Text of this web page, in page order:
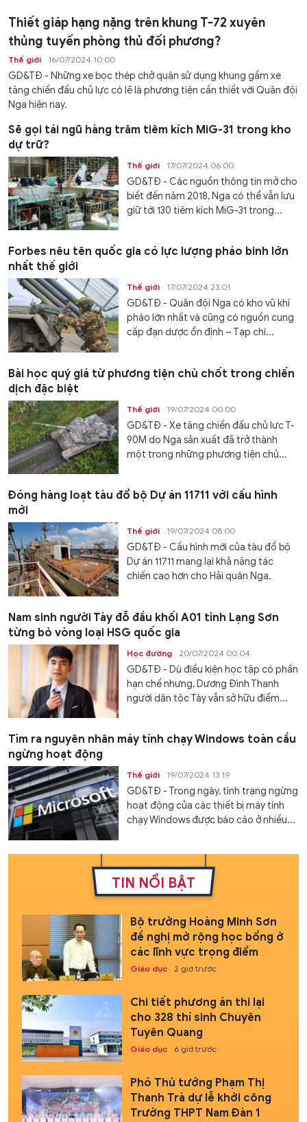
Thiết giáp hạng nặng trên khung T-72 xuyên
thủng tuyến phòng thủ đối phương?
Thế giới 16/07/2024 10:00
GD&TĐ - Những xe bọc thép chở quân sử dụng khung gầm xe
tăng chiến đấu chủ lực có lẽ là phương tiện cần thiết với Quân đội
Nga hiện nay.
Sẽ gọi tái ngũ hàng trăm tiêm kích MiG-31 trong kho
dự trữ?
Thế giới 17/07/2024 06:00
GD&TĐ - Các nguồn thông tin mở cho
biết đến năm 2018, Nga có thể vẫn lưu
giữ tới 130 tiêm kích MiG-31 trong...
Forbes nêu tên quốc gia có lực lượng pháo binh lớn
nhất thế giới
Thế giới 17/07/2024 23:01
GD&TĐ - Quân đội Nga có kho vũ khí
pháo lớn nhất và cũng có nguồn cung
cấp đạn dược ổn định – Tạp chí...
Bài học quý giá từ phương tiện chủ chốt trong chiến
dịch đặc biệt
Thế giới 19/07/2024 00:00
GD&TĐ - Xe tăng chiến đấu chủ lực T-
90M do Nga sản xuất đã trở thành
một trong những phương tiện chủ...
Đóng hàng loạt tàu đổ bộ Dự án 11711 với cấu hình
mới
Thế giới 19/07/2024 08:00
GD&TĐ - Cấu hình mới của tàu đổ bộ
Dự án 11711 mang lại khả năng tác
chiến cao hơn cho Hải quân Nga.
Nam sinh người Tày đỗ đầu khối A01 tỉnh Lạng Sơn
từng bỏ vòng loại HSG quốc gia
Học đường 20/07/2024 00:04
GD&TĐ - Dù điều kiện học tập có phần
hạn chế nhưng, Dương Đình Thanh
người dân tộc Tày vẫn sở hữu điểm...
Tìm ra nguyên nhân máy tính chạy Windows toàn cầu
ngừng hoạt động
Thế giới 19/07/2024 13:19
GD&TĐ - Trong ngày, tình trạng ngừng
hoạt động của các thiết bị máy tính
chạy Windows được báo cáo ở nhiều...
TIN NỔI BẬT
Bộ trưởng Hoàng Minh Sơn
đề nghị mở rộng học bổng ở
các lĩnh vực trọng điểm
Giáo dục 2 giờ trước
Chi tiết phương án thi lại
cho 328 thí sinh Chuyên
Tuyên Quang
Giáo dục 6 giờ trước
Phó Thủ tướng Phạm Thị
Thanh Trà dự lễ khởi công
Trường THPT Nam Đàn 1